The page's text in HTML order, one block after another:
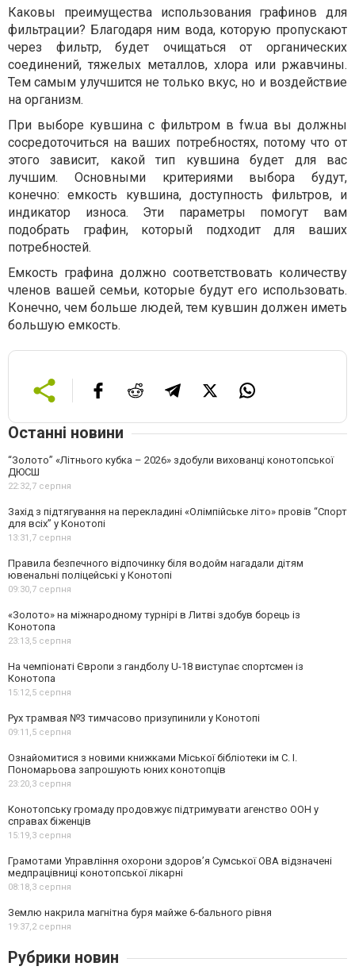
Каковы преимущества использования графинов для
фильтрации? Благодаря ним вода, которую пропускают
через фильтр, будет очищаться от органических
соединений, тяжелых металлов, хлора или ржавчины.
Тем самым улучшится не только вкус, но и воздействие
на организм.
При выборе кувшина с фильтром в fw.ua вы должны
сосредоточиться на ваших потребностях, потому что от
этого зависит, какой тип кувшина будет для вас
лучшим. Основными критериями выбора будут,
конечно: емкость кувшина, доступность фильтров, и
индикатор износа. Эти параметры помогут вам
подобрать графин, который подходит для ваших
потребностей.
Емкость графина должно соответствовать количеству
членов вашей семьи, которые будут его использовать.
Конечно, чем больше людей, тем кувшин должен иметь
большую емкость.
Останні новини
“Золото” «Літнього кубка – 2026» здобули вихованці конотопської
ДЮСШ
22:32,7 серпня
Захід з підтягування на перекладині «Олімпійське літо» провів “Спорт
для всіх” у Конотопі
13:31,7 серпня
Правила безпечного відпочинку біля водойм нагадали дітям
ювенальні поліцейські у Конотопі
09:30,7 серпня
«Золото» на міжнародному турнірі в Литві здобув борець із
Конотопа
23:13,5 серпня
На чемпіонаті Європи з гандболу U-18 виступає спортсмен із
Конотопа
15:12,5 серпня
Рух трамвая №3 тимчасово призупинили у Конотопі
09:11,5 серпня
Ознайомитися з новими книжками Міської бібліотеки ім С. І.
Пономарьова запрошують юних конотопців
23:20,3 серпня
Конотопську громаду продовжує підтримувати агенство ООН у
справах біженців
15:19,3 серпня
Грамотами Управління охорони здоров’я Сумської ОВА відзначені
медпрацівниці конотопської лікарні
08:18,3 серпня
Землю накрила магнітна буря майже 6-бального рівня
19:37,2 серпня
Рубрики новин